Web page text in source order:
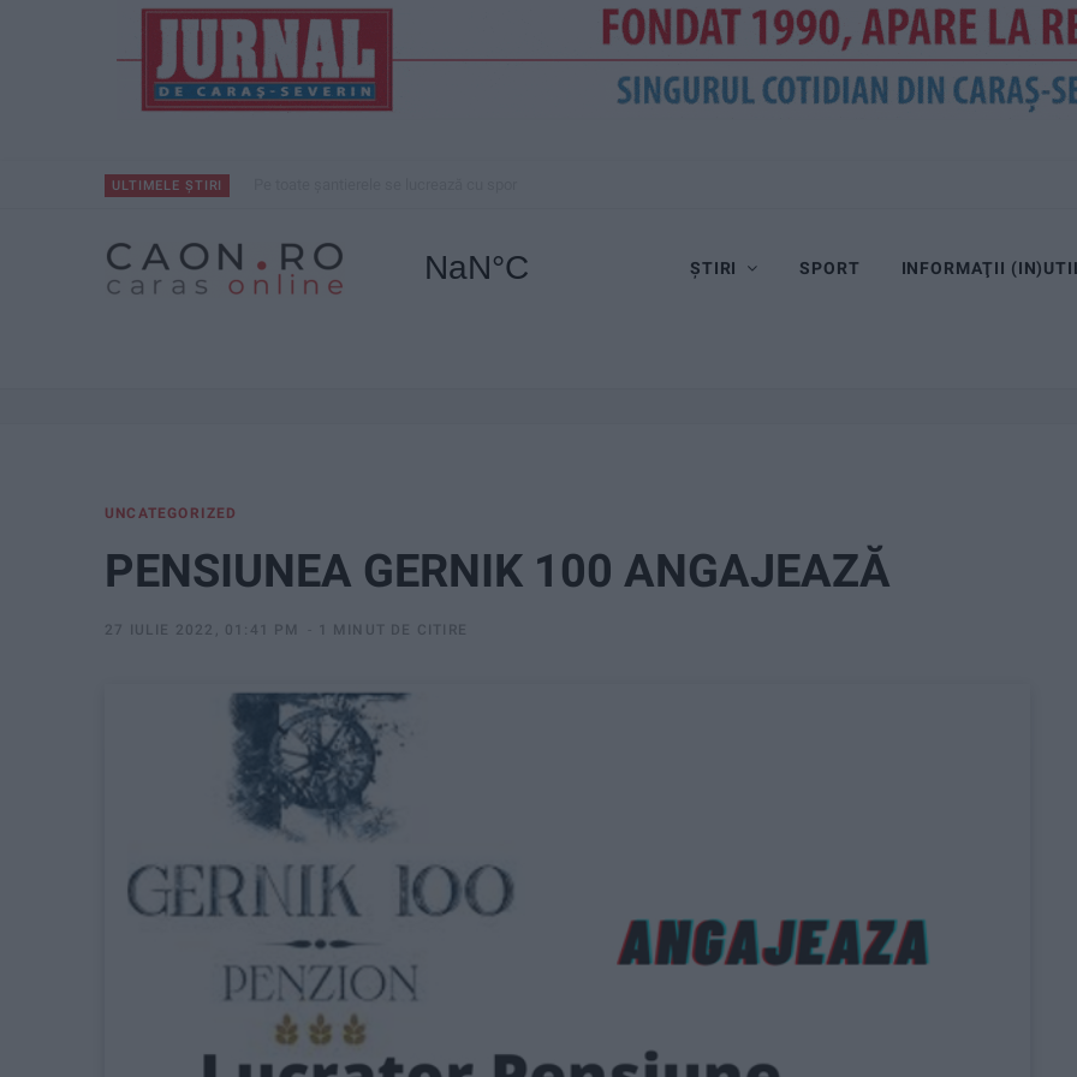
ULTIMELE ȘTIRI
ȘTIRI SPORT INFORMAŢII
UNCATEGORIZED
PENSIUNEA GERNIK 100 ANGAJEAZĂ
27 IULIE 2022, 01:41 PM 1 MINUT DE CITIRE